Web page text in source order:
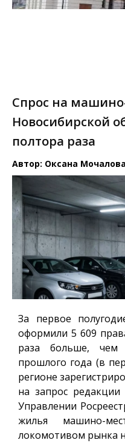
Спрос на
Новосибирской
полтора раза
Автор: Оксана Мочалова
За первое
оформили 5 609
раза больше, чем
прошлого года (в
регионе
на запрос редакции
Управлении
жилья машино-
локомотивом рынка